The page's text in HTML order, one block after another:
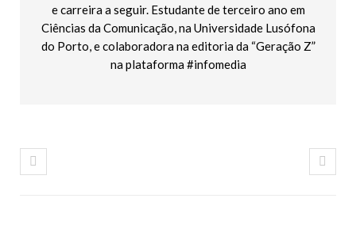
e carreira a seguir. Estudante de terceiro ano em
Ciências da Comunicação, na Universidade Lusófona
do Porto, e colaboradora na editoria da “Geração Z”
na plataforma #infomedia